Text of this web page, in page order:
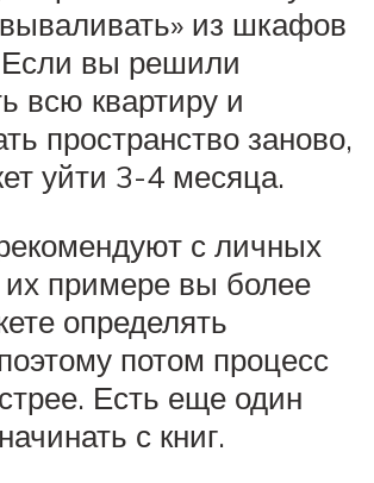
из шкафов
Если вы решили
всю квартиру и
пространство заново,
уйти 3-4 месяца.
с личных
примере вы более
определять
потом процесс
Есть еще один
с книг.